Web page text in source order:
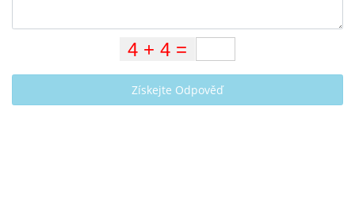
Získejte Odpověď